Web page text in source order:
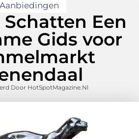
Aanbiedingen
Een
Gids voor
Door HotSpotMagazine.nl